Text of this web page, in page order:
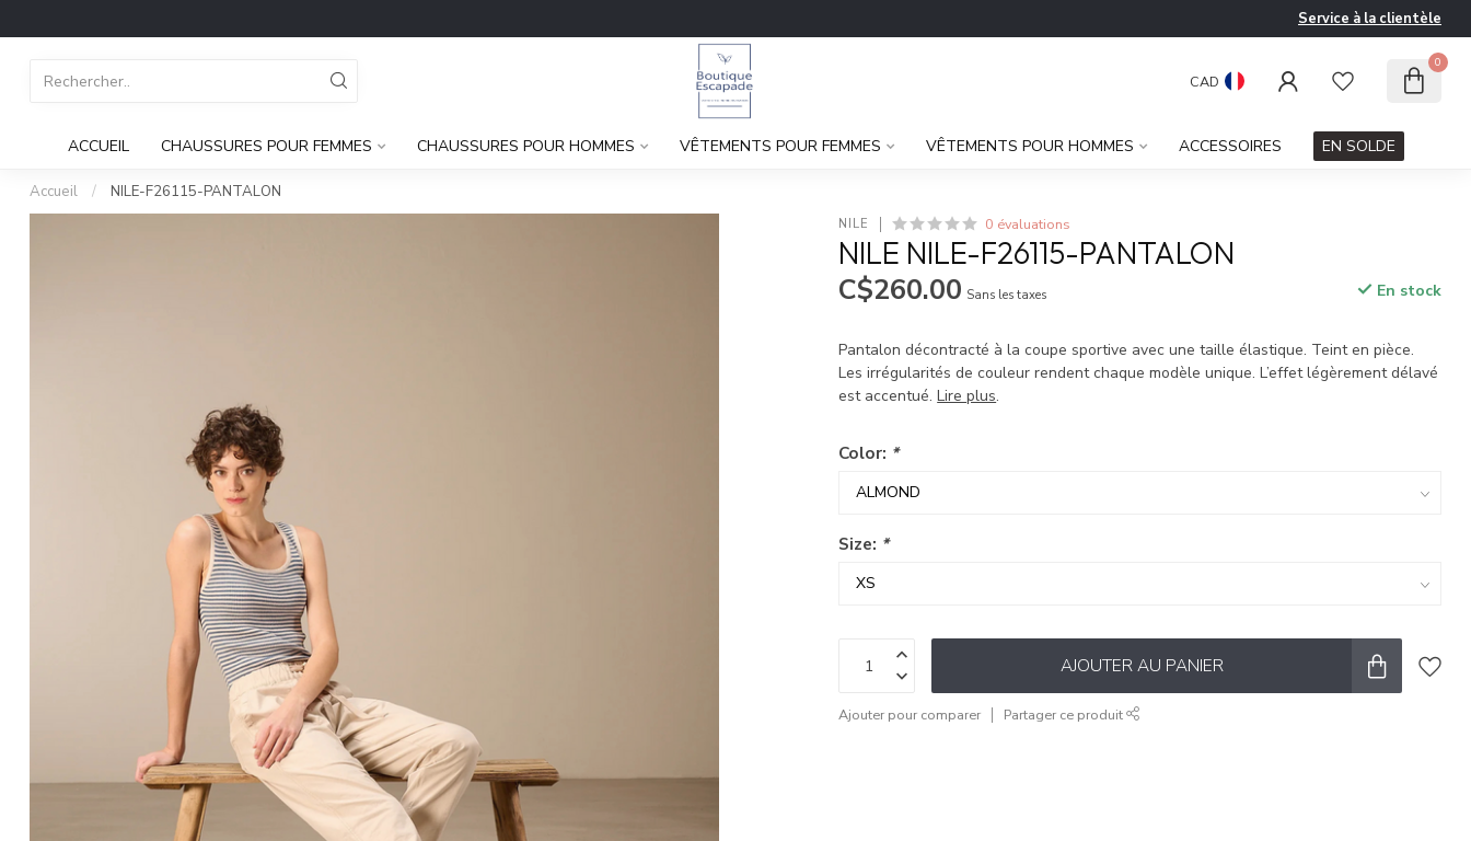
Service à la clientèle
CAD
0
ACCUEIL CHAUSSURES POUR FEMMES CHAUSSURES POUR HOMMES VÊTEMENTS POUR FEMMES VÊTEMENTS POUR HOMMES ACCESSOIRES EN SOLDE
Accueil / NILE-F26115-PANTALON
NILE 0 évaluations
NILE NILE-F26115-PANTALON
C$260.00 Sans les taxes En stock
Pantalon décontracté à la coupe sportive avec une taille élastique. Teint en pièce.
Les irrégularités de couleur rendent chaque modèle unique. L’effet légèrement délavé
est accentué.Lire plus.
Color: *
Size: *
AJOUTER AU PANIER
Ajouter pour comparer Partager ce produit